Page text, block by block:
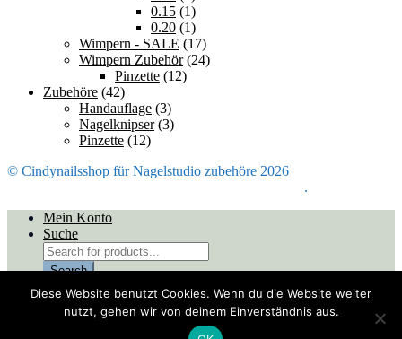
0.15 (1)
0.20 (1)
Wimpern - SALE (17)
Wimpern Zubehör (24)
Pinzette (12)
Zubehöre (42)
Handauflage (3)
Nagelknipser (3)
Pinzette (12)
© Cindynailsshop für Nagelstudio zubehöre 2026
.
Mein Konto
Suche
Products
search
Search
Warenkorb 0
4,20 inkl.MwSt.
Diese Website benutzt Cookies. Wenn du die Website weiter
nutzt, gehen wir von deinem Einverständnis aus.